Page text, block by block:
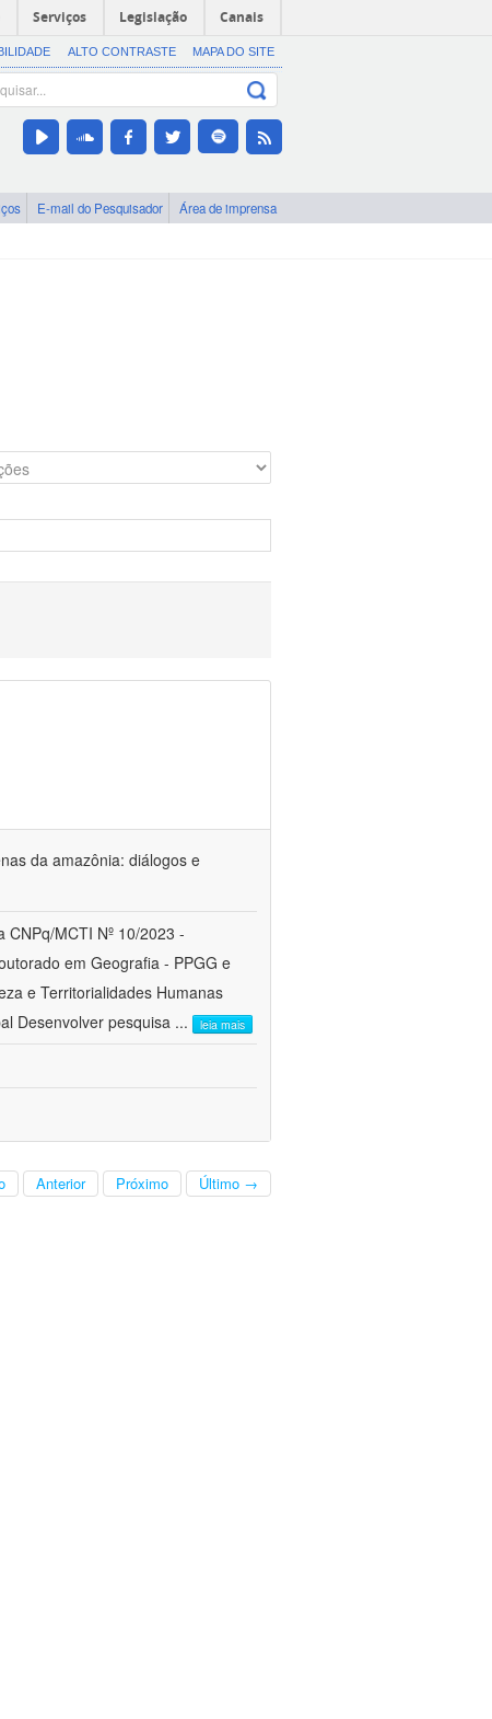
Serviços Legislação Canais
ALTO CONTRASTE MAPA DO SITE
E-mail do Pesquisador Área de imprensa
da amazônia: diálogos e
MCTI Nº 10/2023 -
em Geografia - PPGG e
e Territorialidades Humanas 
Desenvolver pesquisa ... leia mais
Anterior Próximo Último →